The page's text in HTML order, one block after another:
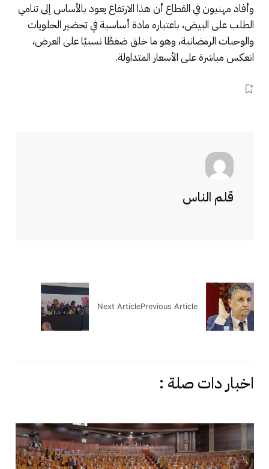
وأفاد مهنيون في القطاع أن هذا الارتفاع يعود بالأساس إلى تنامي
الطلب على البيض، باعتباره مادة أساسية في تحضير الحلويات
والوجبات الرمضانية، وهو ما خلق ضغطًا نسبيًا على العرض،
انعكس مباشرة على الأسعار المتداولة.
قلم الناس
Previous Article
Next Article
اخبار دات صلة :